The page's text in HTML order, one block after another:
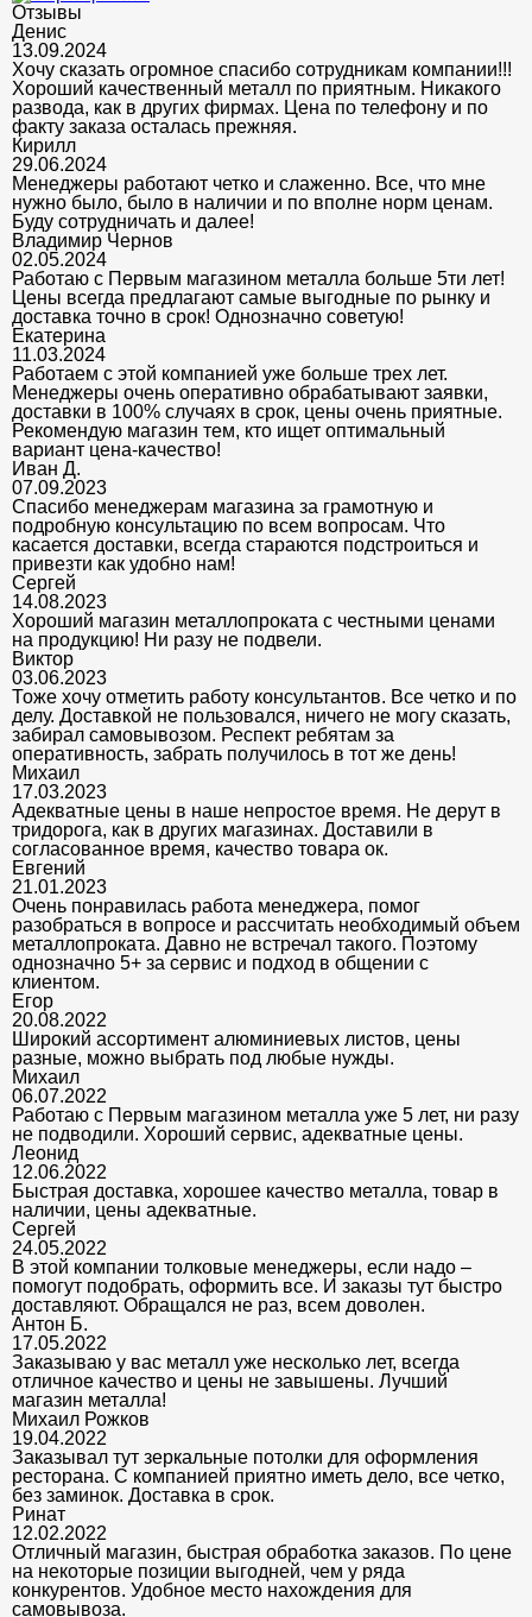
Отзывы
Денис
13.09.2024
Хочу сказать огромное спасибо сотрудникам компании!!!
Хороший качественный металл по приятным. Никакого
развода, как в других фирмах. Цена по телефону и по
факту заказа осталась прежняя.
Кирилл
29.06.2024
Менеджеры работают четко и слаженно. Все, что мне
нужно было, было в наличии и по вполне норм ценам.
Буду сотрудничать и далее!
Владимир Чернов
02.05.2024
Работаю с Первым магазином металла больше 5ти лет!
Цены всегда предлагают самые выгодные по рынку и
доставка точно в срок! Однозначно советую!
Екатерина
11.03.2024
Работаем с этой компанией уже больше трех лет.
Менеджеры очень оперативно обрабатывают заявки,
доставки в 100% случаях в срок, цены очень приятные.
Рекомендую магазин тем, кто ищет оптимальный
вариант цена-качество!
Иван Д.
07.09.2023
Спасибо менеджерам магазина за грамотную и
подробную консультацию по всем вопросам. Что
касается доставки, всегда стараются подстроиться и
привезти как удобно нам!
Сергей
14.08.2023
Хороший магазин металлопроката с честными ценами
на продукцию! Ни разу не подвели.
Виктор
03.06.2023
Тоже хочу отметить работу консультантов. Все четко и по
делу. Доставкой не пользовался, ничего не могу сказать,
забирал самовывозом. Респект ребятам за
оперативность, забрать получилось в тот же день!
Михаил
17.03.2023
Адекватные цены в наше непростое время. Не дерут в
тридорога, как в других магазинах. Доставили в
согласованное время, качество товара ок.
Евгений
21.01.2023
Очень понравилась работа менеджера, помог
разобраться в вопросе и рассчитать необходимый объем
металлопроката. Давно не встречал такого. Поэтому
однозначно 5+ за сервис и подход в общении с
клиентом.
Егор
20.08.2022
Широкий ассортимент алюминиевых листов, цены
разные, можно выбрать под любые нужды.
Михаил
06.07.2022
Работаю с Первым магазином металла уже 5 лет, ни разу
не подводили. Хороший сервис, адекватные цены.
Леонид
12.06.2022
Быстрая доставка, хорошее качество металла, товар в
наличии, цены адекватные.
Сергей
24.05.2022
В этой компании толковые менеджеры, если надо –
помогут подобрать, оформить все. И заказы тут быстро
доставляют. Обращался не раз, всем доволен.
Антон Б.
17.05.2022
Заказываю у вас металл уже несколько лет, всегда
отличное качество и цены не завышены. Лучший
магазин металла!
Михаил Рожков
19.04.2022
Заказывал тут зеркальные потолки для оформления
ресторана. С компанией приятно иметь дело, все четко,
без заминок. Доставка в срок.
Ринат
12.02.2022
Отличный магазин, быстрая обработка заказов. По цене
на некоторые позиции выгодней, чем у ряда
конкурентов. Удобное место нахождения для
самовывоза.